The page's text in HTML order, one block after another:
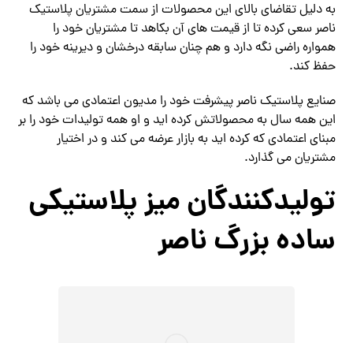
به دلیل تقاضای بالای این محصولات از سمت مشتریان پلاستیک
ناصر سعی کرده تا از قیمت های آن بکاهد تا مشتریان خود را
همواره راضی نگه دارد و هم چنان سابقه درخشان و دیرینه خود را
حفظ کند.
صنایع پلاستیک ناصر پیشرفت خود را مدیون اعتمادی می باشد که
این همه سال به محصولاتش کرده اید و او همه تولیدات خود را بر
مبنای اعتمادی که کرده اید به بازار عرضه می کند و در اختیار
مشتریان می گذارد.
تولیدکنندگان میز پلاستیکی
ساده بزرگ ناصر